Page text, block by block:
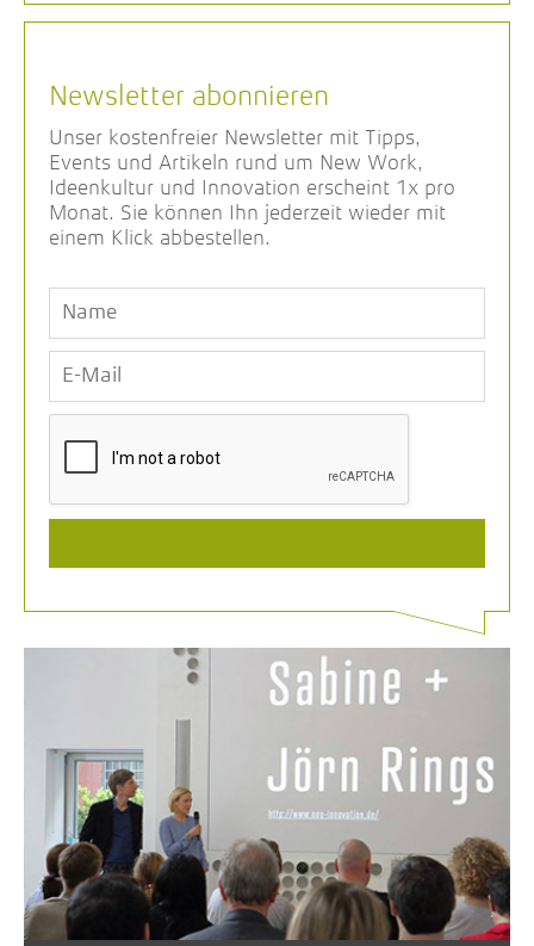
Newsletter abonnieren
Unser kostenfreier Newsletter mit Tipps,
Events und Artikeln rund um New Work,
Ideenkultur und Innovation erscheint 1x pro
Monat. Sie können Ihn jederzeit wieder mit
einem Klick abbestellen.